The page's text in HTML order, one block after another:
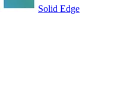
Solid Edge